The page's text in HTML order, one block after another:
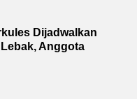
Dijadwalkan
Anggota